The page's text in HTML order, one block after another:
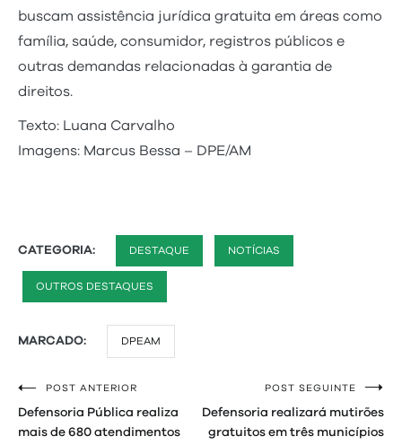
buscam assistência jurídica gratuita em áreas como
família, saúde, consumidor, registros públicos e
outras demandas relacionadas à garantia de
direitos.
Texto: Luana Carvalho
Imagens: Marcus Bessa – DPE/AM
CATEGORIA: DESTAQUE NOTÍCIAS
OUTROS DESTAQUES
MARCADO: DPEAM
Navegação
de
POST ANTERIOR
Defensoria Pública realiza
mais de 680 atendimentos
POST SEGUINTE
Defensoria realizará mutirões
gratuitos em três municípios